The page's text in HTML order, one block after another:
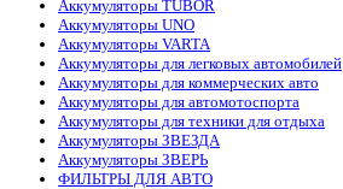
Аккумуляторы TUBOR
Аккумуляторы UNO
Аккумуляторы VARTA
Аккумуляторы для легковых автомобилей
Аккумуляторы для коммерческих авто
Аккумуляторы для автомотоспорта
Аккумуляторы для техники для отдыха
Аккумуляторы ЗВЕЗДА
Аккумуляторы ЗВЕРЬ
ФИЛЬТРЫ ДЛЯ АВТО